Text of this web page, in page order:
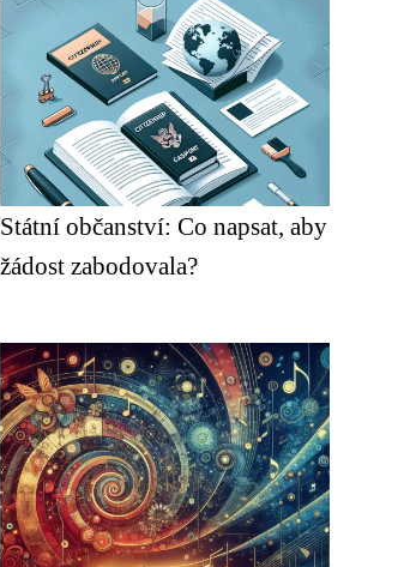
Státní občanství: Co napsat, aby
žádost zabodovala?